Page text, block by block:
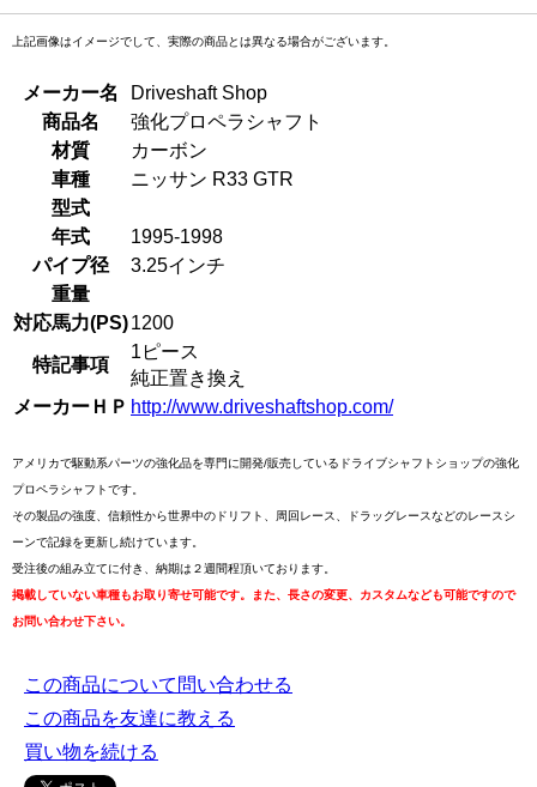
上記画像はイメージでして、実際の商品とは異なる場合がございます。
メーカー名
Driveshaft Shop
商品名
強化プロペラシャフト
材質
カーボン
車種
ニッサン R33 GTR
型式
年式
1995-1998
パイプ径
3.25インチ
重量
対応馬力(PS)1200
特記事項
1ピース
純正置き換え
メーカーＨＰ http://www.driveshaftshop.com/
アメリカで駆動系パーツの強化品を専門に開発/販売しているドライブシャフトショップの強化
プロペラシャフトです。
その製品の強度、信頼性から世界中のドリフト、周回レース、ドラッグレースなどのレースシ
ーンで記録を更新し続けています。
受注後の組み立てに付き、納期は２週間程頂いております。
掲載していない車種もお取り寄せ可能です。また、長さの変更、カスタムなども可能ですので
お問い合わせ下さい。
この商品について問い合わせる
この商品を友達に教える
買い物を続ける